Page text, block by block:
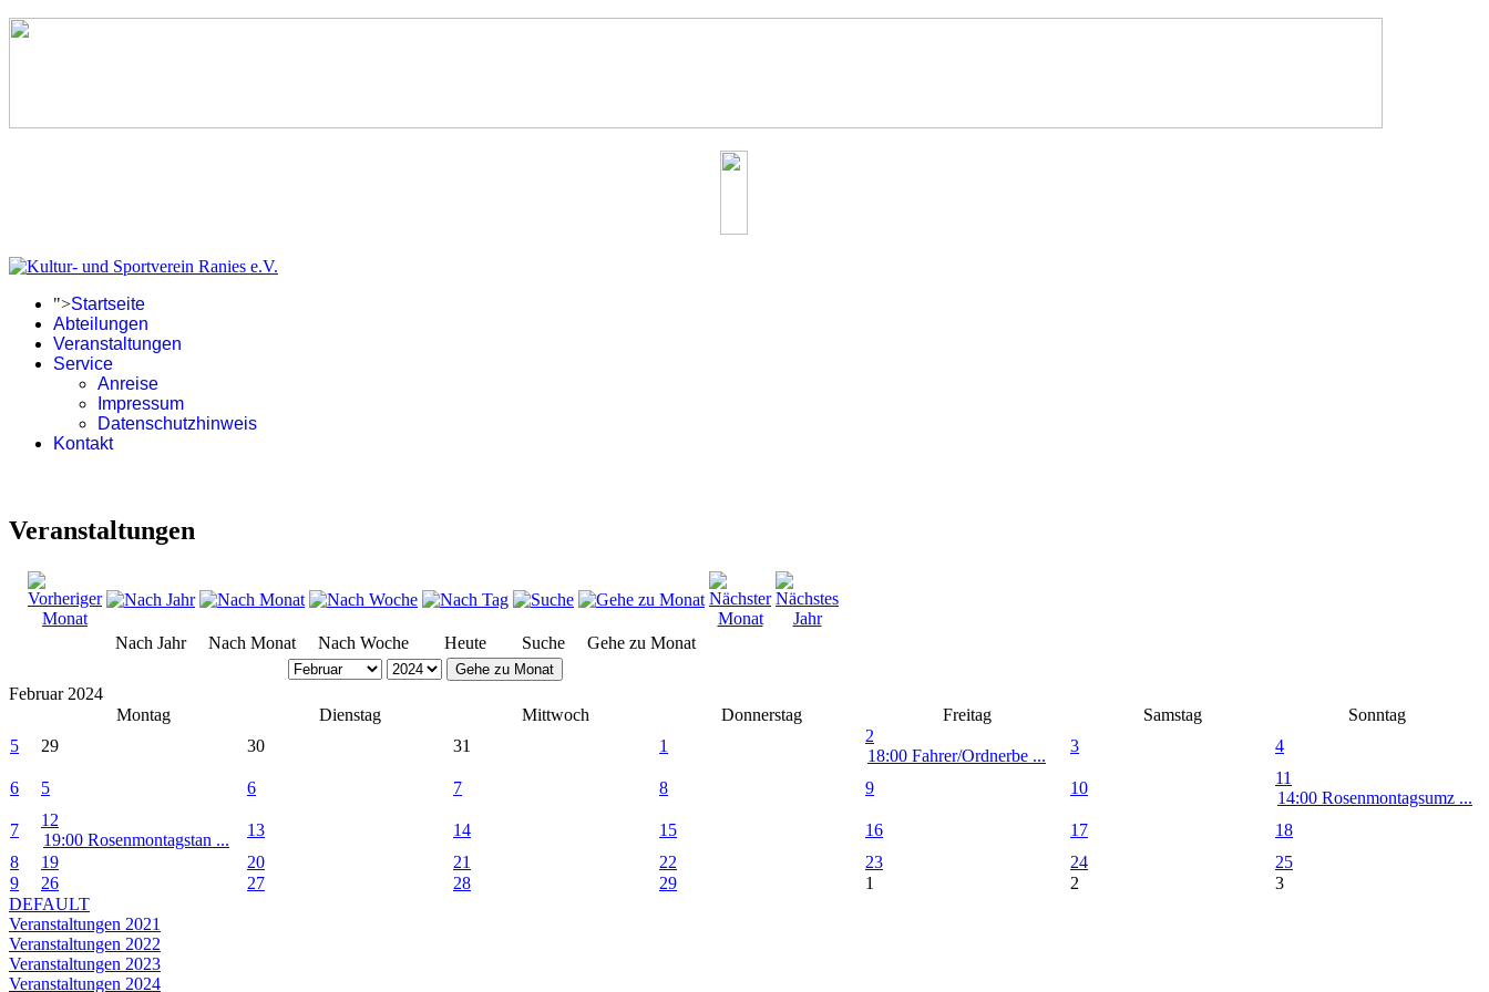
">Startseite
Abteilungen
Veranstaltungen
Service
Anreise
Impressum
Datenschutzhinweis
Kontakt
Veranstaltungen
Nach Jahr Nach Monat Nach Woche Heute Suche Gehe zu Monat
Gehe zu Monat
Februar 2024
Montag
Dienstag Mittwoch Donnerstag Freitag Samstag
Sonntag
5
29 30 31 1
2
18:00 Fahrer/Ordnerbe ...
3 4
6 5 6 7 8 9 10
11
14:00 Rosenmontagsumz ...
7
12
19:00 Rosenmontagstan ...
13 14 15 16 17
18
8
19 20 21 22 23 24
25
9
26 27 28 29 1 2
3
DEFAULT
Veranstaltungen 2021
Veranstaltungen 2022
Veranstaltungen 2023
Veranstaltungen 2024